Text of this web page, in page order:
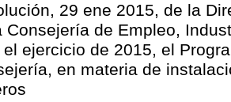
29 ene 2015, de la
Consejería de Empleo,
el ejercicio de 2015, el
en materia de